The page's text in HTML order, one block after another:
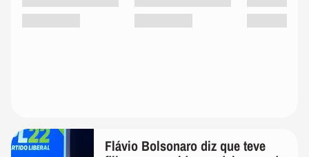
Flávio Bolsonaro diz que teve